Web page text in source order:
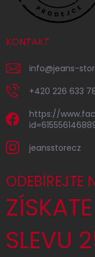
KONTAKT
info@jeans-
+420 226 633
https://
jeansstorecz
ODEBÍREJTE
SLEVU